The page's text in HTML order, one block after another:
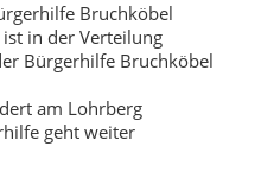
Bruchköbel
in der Verteilung
Bürgerhilfe Bruchköbel
am Lohrberg
geht weiter